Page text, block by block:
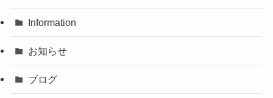
Information
お知らせ
ブログ